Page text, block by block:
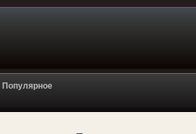
Популярное